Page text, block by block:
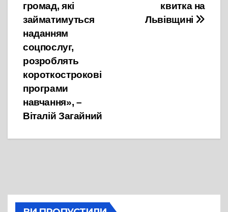
квитка на
Львівщині
громад, які
займатимуться
наданням
соцпослуг,
розроблять
короткострокові
програми
навчання», –
Віталій Загайний